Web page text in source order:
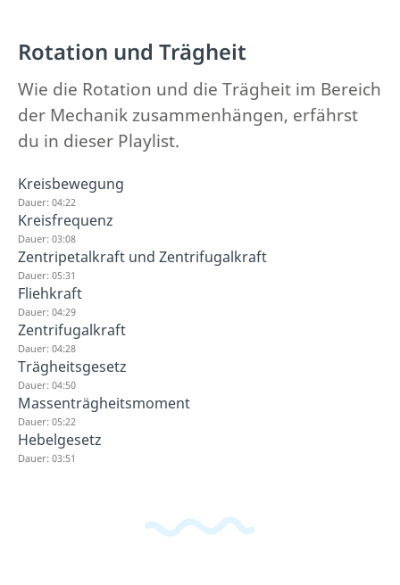
Rotation und Trägheit
Wie die Rotation und die Trägheit im Bereich
der Mechanik zusammenhängen, erfährst
du in dieser Playlist.
Kreisbewegung
Dauer: 04:22
Kreisfrequenz
Dauer: 03:08
Zentripetalkraft und Zentrifugalkraft
Dauer: 05:31
Fliehkraft
Dauer: 04:29
Zentrifugalkraft
Dauer: 04:28
Trägheitsgesetz
Dauer: 04:50
Massenträgheitsmoment
Dauer: 05:22
Hebelgesetz
Dauer: 03:51